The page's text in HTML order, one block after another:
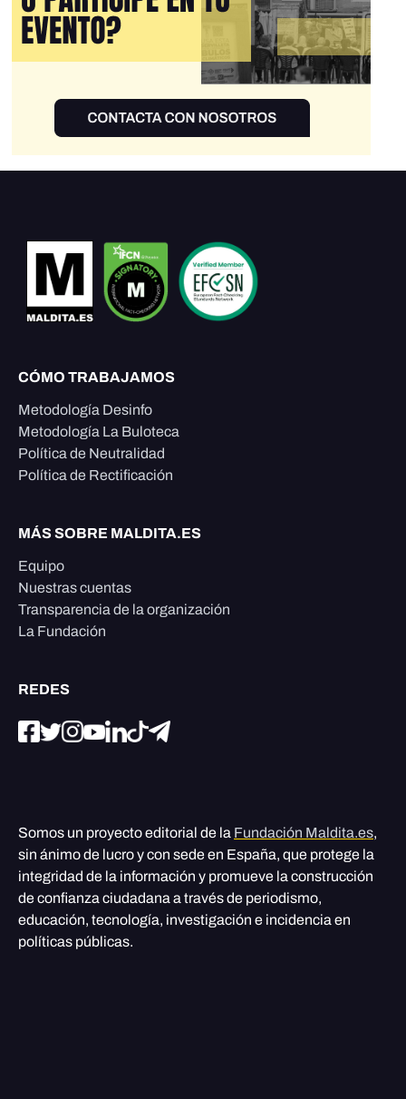
CÓMO TRABAJAMOS
Metodología Desinfo
Metodología La Buloteca
Política de Neutralidad
Política de Rectificación
MÁS SOBRE MALDITA.ES
Equipo
Nuestras cuentas
Transparencia de la organización
La Fundación
REDES
Somos un proyecto editorial de la Fundación Maldita.es,
sin ánimo de lucro y con sede en España, que protege la
integridad de la información y promueve la construcción
de confianza ciudadana a través de periodismo,
educación, tecnología, investigación e incidencia en
políticas públicas.